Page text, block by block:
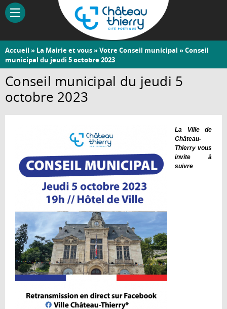
Aller
contenu
Château-
Thierry
Vous
êtes
ici
Accueil » La Mairie et vous»Votre Conseil municipal » Conseil
municipal du jeudi 5 octobre 2023
Conseil municipal du jeudi 5
octobre 2023
La Ville de
Château-
Thierry vous
invite à
suivre